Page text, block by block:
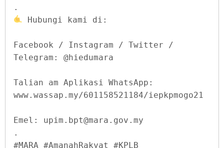
Hubungi kami di:
Facebook / Instagram / Twitter /
Telegram: @hiedumara
Talian am Aplikasi WhatsApp:
www.wassap.my/601158521184/iepkpmogo21
Emel: upim.bpt@mara.gov.my
.
#MARA #AmanahRakyat #KPLB